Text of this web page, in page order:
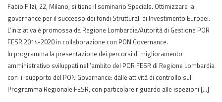
Fabio Filzi, 22, Milano, si tiene il seminario Specials. Ottimizzare la
governance per il successo dei fondi Strutturali di Investimento Europei.
L’iniziativa è promossa da Regione Lombardia/Autorità di Gestione POR
FESR 2014-2020 in collaborazione con PON Governance.
In programma la presentazione dei percorsi di miglioramento
amministrativo sviluppati nell’ambito del POR FESR di Regione Lombardia
con il supporto del PON Governance: dalle attività di controllo sul
Programma Regionale FESR, con particolare riguardo alle ispezioni […]